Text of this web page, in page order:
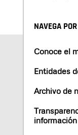
NAVEGA
Conoce el
Entidades
Archivo de
información